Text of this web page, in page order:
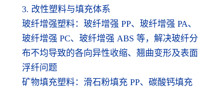
3. 改性塑料与填充体系
玻纤增强塑料：玻纤增强 PP、玻纤增强 PA、
玻纤增强 PC、玻纤增强 ABS 等，解决玻纤分
布不均导致的各向异性收缩、翘曲变形及表面
浮纤问题
矿物填充塑料：滑石粉填充 PP、碳酸钙填充